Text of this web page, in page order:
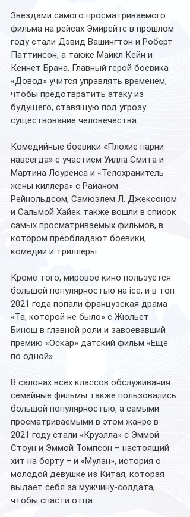
Звездами самого просматриваемого
фильма на рейсах Эмирейтс в прошлом
году стали Дэвид Вашингтон и Роберт
Паттинсон, а также Майкл Кейн и
Кеннет Брана. Главный герой боевика
«Довод» учится управлять временем,
чтобы предотвратить атаку из
будущего, ставящую под угрозу
существование человечества.
Комедийные боевики «Плохие парни
навсегда» с участием Уилла Смита и
Мартина Лоуренса и «Телохранитель
жены киллера» с Райаном
Рейнольдсом, Самюэлем Л. Джексоном
и Сальмой Хайек также вошли в список
самых просматриваемых фильмов, в
котором преобладают боевики,
комедии и триллеры.
Кроме того, мировое кино пользуется
большой популярностью на ice, и в топ
2021 года попали французская драма
«Та, которой не было» с Жюльет
Бинош в главной роли и завоевавший
премию «Оскар» датский фильм «Еще
по одной».
В салонах всех классов обслуживания
семейные фильмы также пользовались
большой популярностью, а самыми
просматриваемыми в этом жанре в
2021 году стали «Круэлла» с Эммой
Стоун и Эммой Томпсон – настоящий
хит на борту – и «Мулан», история о
молодой девушке из Китая, которая
выдает себя за мужчину-солдата,
чтобы спасти отца.